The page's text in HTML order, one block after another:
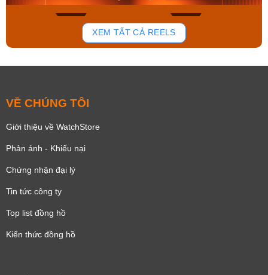
168
XEM TẤT CẢ REELS
VỀ CHÚNG TÔI
Giới thiệu về WatchStore
Phản ánh - Khiếu nại
Chứng nhận đại lý
Tin tức công ty
Top list đồng hồ
Kiến thức đồng hồ